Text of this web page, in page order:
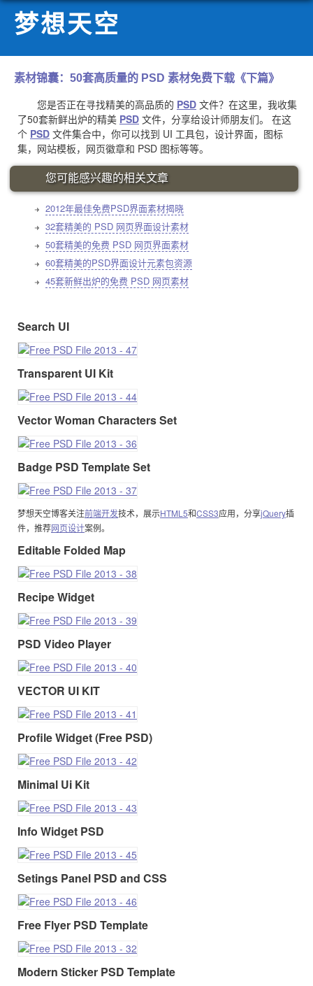
梦想天空
素材锦囊：50套高质量的 PSD 素材免费下载《下篇》
您是否正在寻找精美的高品质的 PSD 文件？在这里，我收集
了50套新鲜出炉的精美 PSD 文件，分享给设计师朋友们。 在这
个 PSD 文件集合中，你可以找到 UI 工具包，设计界面，图标
集，网站模板，网页徽章和 PSD 图标等等。
您可能感兴趣的相关文章
2012年最佳免费PSD界面素材揭晓
32套精美的 PSD 网页界面设计素材
50套精美的免费 PSD 网页界面素材
60套精美的PSD界面设计元素包资源
45套新鲜出炉的免费 PSD 网页素材
Search UI
Transparent UI Kit
Vector Woman Characters Set
Badge PSD Template Set
梦想天空博客关注前端开发技术，展示HTML5和CSS3应用，分享jQuery插
件，推荐网页设计案例。
Editable Folded Map
Recipe Widget
PSD Video Player
VECTOR UI KIT
Profile Widget (Free PSD)
Minimal Ui Kit
Info Widget PSD
Setings Panel PSD and CSS
Free Flyer PSD Template
Modern Sticker PSD Template